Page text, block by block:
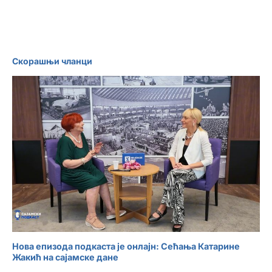
Скорашњи чланци
Нова епизода подкаста је онлајн: Сећања Катарине
Жакић на сајамске дане